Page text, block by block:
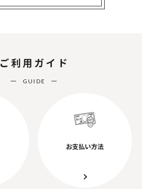
ご利用ガイド
GUIDE
お支払い方法